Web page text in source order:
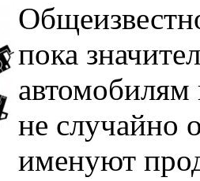
пока
не случайно
именуют